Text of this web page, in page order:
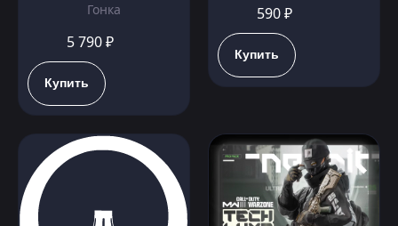
Гонка
5 790 ₽
Купить
590 ₽
Купить